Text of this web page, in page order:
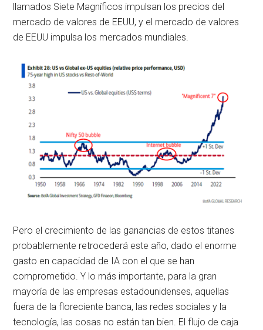
llamados Siete Magníficos impulsan los precios del
mercado de valores de EEUU, y el mercado de valores
de EEUU impulsa los mercados mundiales.
Pero el crecimiento de las ganancias de estos titanes
probablemente retrocederá este año, dado el enorme
gasto en capacidad de IA con el que se han
comprometido. Y lo más importante, para la gran
mayoría de las empresas estadounidenses, aquellas
fuera de la floreciente banca, las redes sociales y la
tecnología, las cosas no están tan bien. El flujo de caja